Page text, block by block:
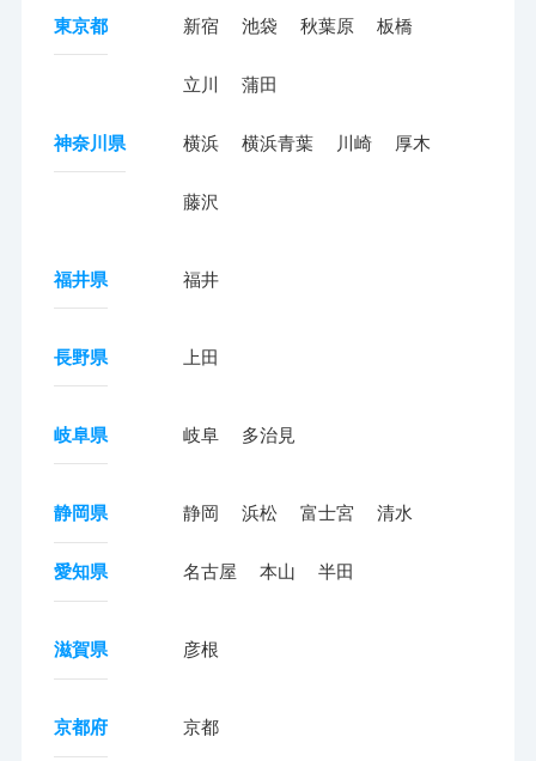
東京都 新宿 池袋 秋葉原 板橋
立川 蒲田
神奈川県 横浜 横浜青葉 川崎 厚木
藤沢
福井県 福井
長野県 上田
岐阜県 岐阜 多治見
静岡県 静岡 浜松 富士宮 清水
愛知県 名古屋 本山 半田
滋賀県 彦根
京都府 京都